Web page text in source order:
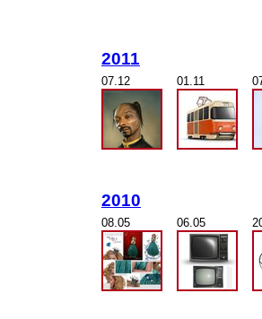
2011
07.12 01.11
2010
08.05 06.05